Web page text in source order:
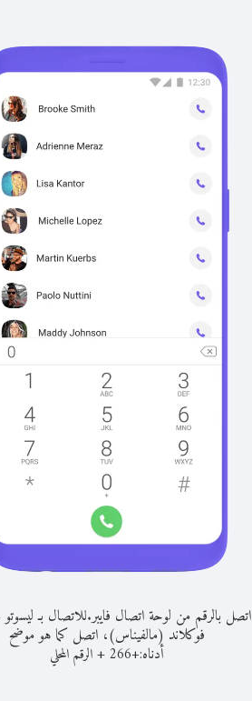
اتصل بالرقم من لوحة اتصال فايبر.للاتصال بـ
فوكلاند (مالفيناس)، اتصل كما هو موضح
أدناه:+
266
+الرقم المحلي